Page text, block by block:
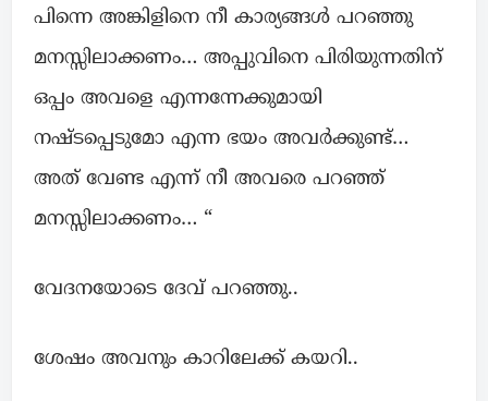
പിന്നെ അങ്കിളിനെ നീ കാര്യങ്ങൾ പറഞ്ഞു
മനസ്സിലാക്കണം… അപ്പുവിനെ പിരിയുന്നതിന്
ഒപ്പം അവളെ എന്നന്നേക്കുമായി
നഷ്ടപ്പെടുമോ എന്ന ഭയം അവര്‍ക്കുണ്ട്…
അത് വേണ്ട എന്ന് നീ അവരെ പറഞ്ഞ്‌
മനസ്സിലാക്കണം… “
വേദനയോടെ ദേവ് പറഞ്ഞു..
ശേഷം അവനും കാറിലേക്ക് കയറി..